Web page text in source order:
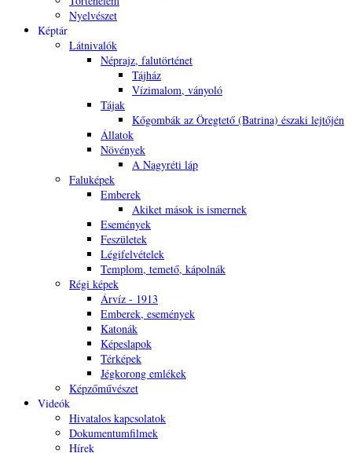
Nyelvészet
Képtár
Látnivalók
Néprajz, falutörténet
Tájház
Vízimalom, ványoló
Tájak
Kőgombák az Öregtető (Batrina) északi lejtőjén
Állatok
Növények
A Nagyréti láp
Faluképek
Emberek
Akiket mások is ismernek
Események
Feszületek
Légifelvételek
Templom, temető, kápolnák
Régi képek
Árvíz - 1913
Emberek, események
Katonák
Képeslapok
Térképek
Jégkorong emlékek
Képzőművészet
Videók
Hivatalos kapcsolatok
Dokumentumfilmek
Hírek